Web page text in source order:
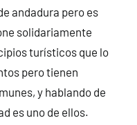
andadura pero es
solidariamente
turísticos que lo
pero tienen
y hablando de
es uno de ellos.